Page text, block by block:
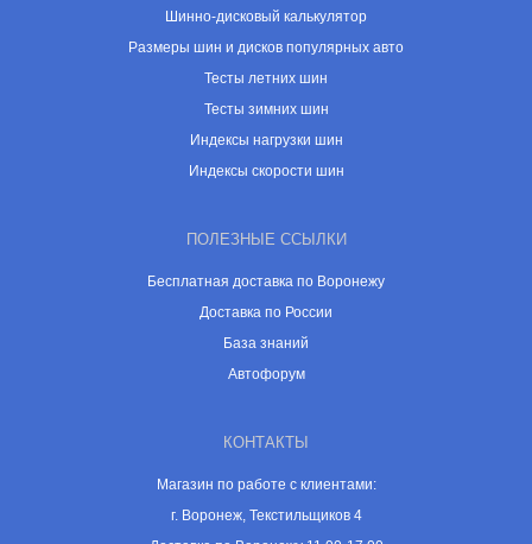
Шинно-дисковый калькулятор
Размеры шин и дисков популярных авто
Тесты летних шин
Тесты зимних шин
Индексы нагрузки шин
Индексы скорости шин
ПОЛЕЗНЫЕ ССЫЛКИ
Бесплатная доставка по Воронежу
Доставка по России
База знаний
Автофорум
КОНТАКТЫ
Магазин по работе с клиентами:
г. Воронеж, Текстильщиков 4